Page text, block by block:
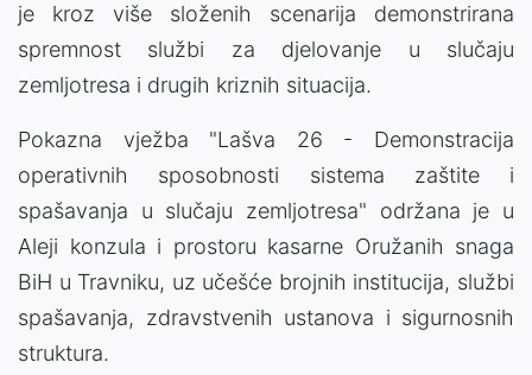
je kroz više složenih scenarija demonstrirana
spremnost službi za djelovanje u slučaju
zemljotresa i drugih kriznih situacija.
Pokazna vježba "Lašva 26 - Demonstracija
operativnih sposobnosti sistema zaštite i
spašavanja u slučaju zemljotresa" održana je u
Aleji konzula i prostoru kasarne Oružanih snaga
BiH u Travniku, uz učešće brojnih institucija, službi
spašavanja, zdravstvenih ustanova i sigurnosnih
struktura.